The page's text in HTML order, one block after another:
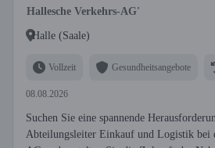
Hallesche Verkehrs-AG'
Halle (Saale)
Vollzeit Gesundheitsangebote
08.08.2026
Suchen Sie eine spannende
Abteilungsleiter Einkauf und Logistik bei